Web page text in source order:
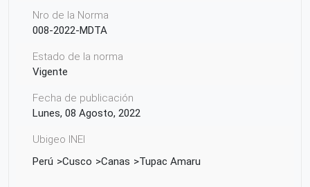
Nro de la Norma
008-2022-MDTA
Estado de la norma
Vigente
Fecha de publicación
Lunes, 08 Agosto, 2022
Ubigeo INEI
Perú
Cusco Canas Tupac Amaru